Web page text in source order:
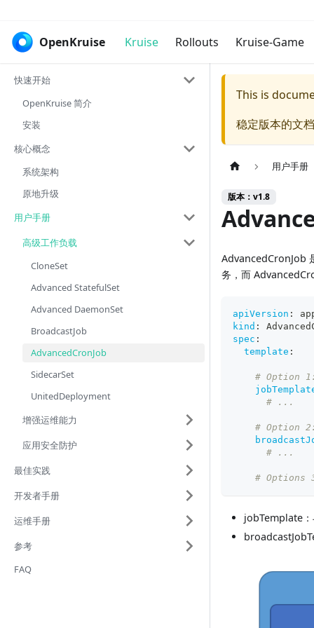
OpenKruise Kruise Rollouts Kruise-Game
快速开始
OpenKruise 简介
安装
核心概念
系统架构
原地升级
用户手册
高级工作负载
CloneSet
Advanced StatefulSet
Advanced DaemonSet
BroadcastJob
AdvancedCronJob
SidecarSet
UnitedDeployment
增强运维能力
应用安全防护
最佳实践
开发者手册
运维手册
参考
FAQ
This is
稳定版本的文
用户手册
版本：v1.8
AdvancedCronJob
务，而
apiVersion :
kind :
spec :
template :
# Option
# ...
# Option
# ...
#
jobTemplate：